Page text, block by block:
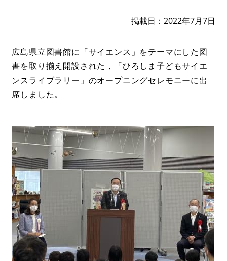
掲載日 2022年7月7日
広島県立図書館に「サイエンス」をテーマにした図
書を取り揃え開設された，「ひろしま子どもサイエ
ンスライブラリー」のオープニングセレモニーに出
席しました。